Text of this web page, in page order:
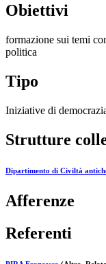
Obiettivi
formazione sui temi
politica
Tipo
Iniziative di
Strutture
Dipartimento di Civiltà
Afferenze
Referenti